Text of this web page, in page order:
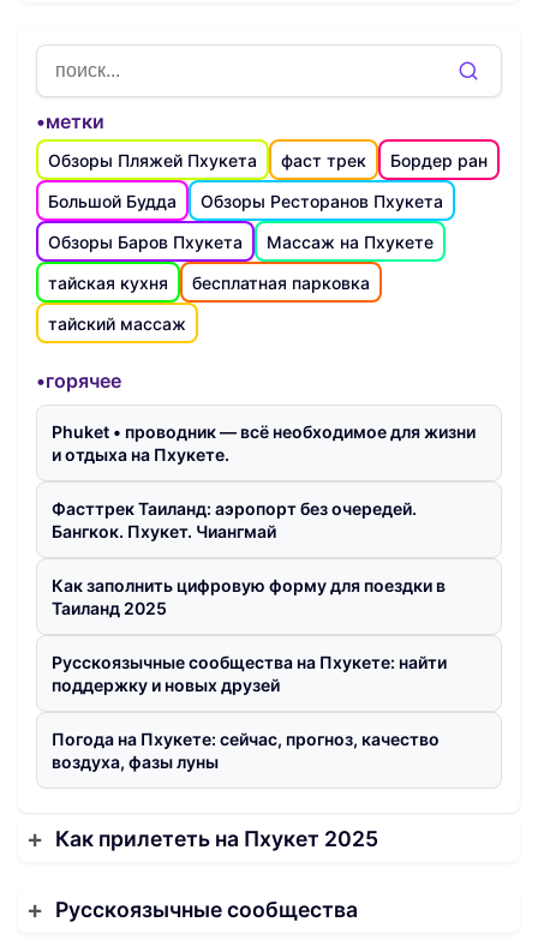
•метки
Обзоры Пляжей Пхукета фаст трек
Бордер ран
Большой Будда
Обзоры Ресторанов Пхукета
Обзоры Баров Пхукета
Массаж на Пхукете
тайская кухня
бесплатная парковка
тайский массаж
•горячее
Phuket • проводник — всё необходимое для жизни
и отдыха на Пхукете.
Фасттрек Таиланд: аэропорт без очередей.
Бангкок. Пхукет. Чиангмай
Как заполнить цифровую форму для поездки в
Таиланд 2025
Русскоязычные сообщества на Пхукете: найти
поддержку и новых друзей
Погода на Пхукете: сейчас, прогноз, качество
воздуха, фазы луны
Как прилететь на Пхукет 2025
Русскоязычные сообщества